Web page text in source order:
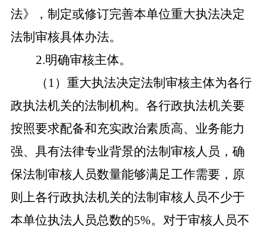
法》，制定或修订完善本单位重大执法决定
法制审核具体办法。
2.明确审核主体。
（ 1）重大执法决定法制审核主体为各行
政执法机关的法制机构。各行政执法机关要
按照要求配备和充实政治素质高、业务能力
强、具有法律专业背景的法制审核人员，确
保法制审核人员数量能够满足工作需要，原
则上各行政执法机关的法制审核人员不少于
本单位执法人员总数的5%。对于审核人员不